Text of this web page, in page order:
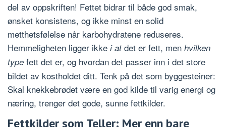
del av oppskriften! Fettet bidrar til både god smak,
ønsket konsistens, og ikke minst en solid
metthetsfølelse når karbohydratene reduseres.
Hemmeligheten ligger ikke i atdet er fett, men hvilken
type fett det er, og hvordan det passer inn i det store
bildet av kostholdet ditt. Tenk på det som byggesteiner:
Skal knekkebrødet være en god kilde til varig energi og
næring, trenger det gode, sunne fettkilder.
Fettkilder som Teller: Mer enn bare